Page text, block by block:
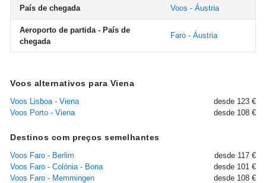
País de chegada Voos - Áustria
Aeroporto de partida - País de
chegada
Faro - Áustria
Voos alternativos para Viena
Voos Lisboa - Viena
desde 123 €
Voos Porto - Viena
desde 108 €
Destinos com preços semelhantes
Voos Faro - Berlim
desde 117 €
Voos Faro - Colónia - Bona
desde 101 €
Voos Faro - Memmingen
desde 108 €